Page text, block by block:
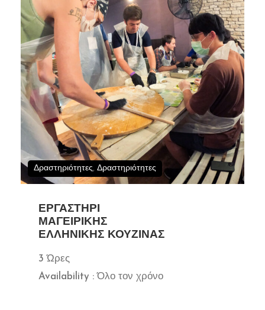
Δραστηριότητες, Δραστηριότητες
ΕΡΓΑΣΤΉΡΙ
ΜΑΓΕΙΡΙΚΉΣ
ΕΛΛΗΝΙΚΉΣ ΚΟΥΖΊΝΑΣ
3 Ώρες
Availability : Όλο τον χρόνο